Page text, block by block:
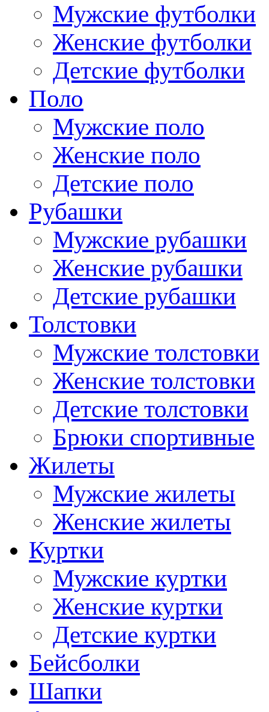
Мужские футболки
Женские футболки
Детские футболки
Поло
Мужские поло
Женские поло
Детские поло
Рубашки
Мужские рубашки
Женские рубашки
Детские рубашки
Толстовки
Мужские толстовки
Женские толстовки
Детские толстовки
Брюки спортивные
Жилеты
Мужские жилеты
Женские жилеты
Куртки
Мужские куртки
Женские куртки
Детские куртки
Бейсболки
Шапки